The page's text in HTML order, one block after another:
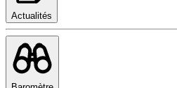
Actualités